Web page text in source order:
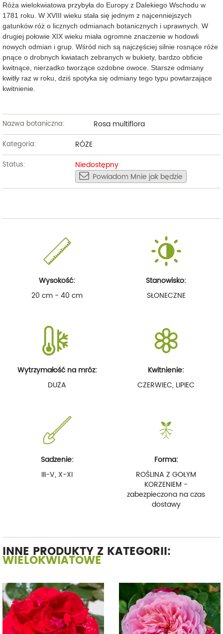
Róża wielokwiatowa przybyła do Europy z Dalekiego Wschodu w
1781 roku. W XVIII wieku stała się jednym z najcenniejszych
gatunków róż o licznych odmianach botanicznych i uprawnych. W
drugiej połowie XIX wieku miała ogromne znaczenie w hodowli
nowych odmian i grup. Wśród nich są najczęściej silnie rosnące róże
pnące o drobnych kwiatach zebranych w bukiety, bardzo obficie
kwitnące, nierzadko tworzące ozdobne owoce. Starsze odmiany
kwitły raz w roku, dziś spotyka się odmiany tego typu powtarzające
kwitnienie.
Nazwa botaniczna: Rosa multiflora
Kategoria: RÓŻE
Status:
Niedostępny
Powiadom Mnie jak będzie
Wysokość:
20 cm - 40 cm
Stanowisko:
SŁONECZNE
Wytrzymałość na mróz:
DUŻA
Kwitnienie:
CZERWIEC, LIPIEC
Sadzenie:
III-V, X-XI
Forma:
ROŚLINA Z GOŁYM
KORZENIEM -
zabezpieczona na czas
dostawy
INNE PRODUKTY Z KATEGORII:
WIELOKWIATOWE